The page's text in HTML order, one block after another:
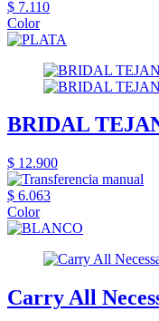
$ 7.110
Color
BRIDAL
$ 12.900
$ 6.063
Color
Carry All